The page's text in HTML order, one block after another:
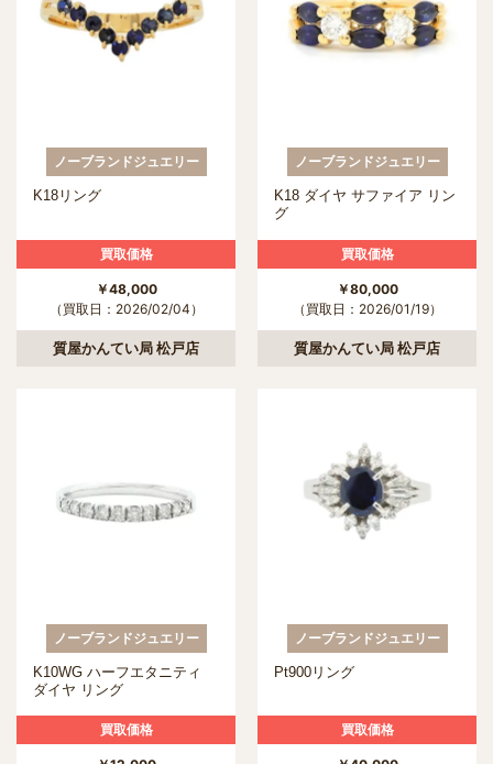
ノーブランドジュエリー
K18リング
買取価格
￥48,000
（買取日：2026/02/04）
質屋かんてい局 松戸店
ノーブランドジュエリー
K18 ダイヤ サファイア リン
グ
買取価格
￥80,000
（買取日：2026/01/19）
質屋かんてい局 松戸店
ノーブランドジュエリー
K10WG ハーフエタニティ
ダイヤ リング
買取価格
ノーブランドジュエリー
Pt900リング
買取価格